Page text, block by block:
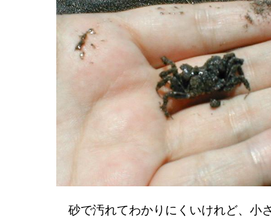
砂で汚れてわかりにくいけれど、小